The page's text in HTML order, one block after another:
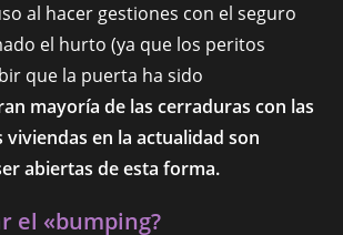
al hacer gestiones con el seguro
el hurto (ya que los peritos
que la puerta ha sido
mayoría de las cerraduras con las
viviendas en la actualidad son
abiertas de esta forma.
el «bumping?